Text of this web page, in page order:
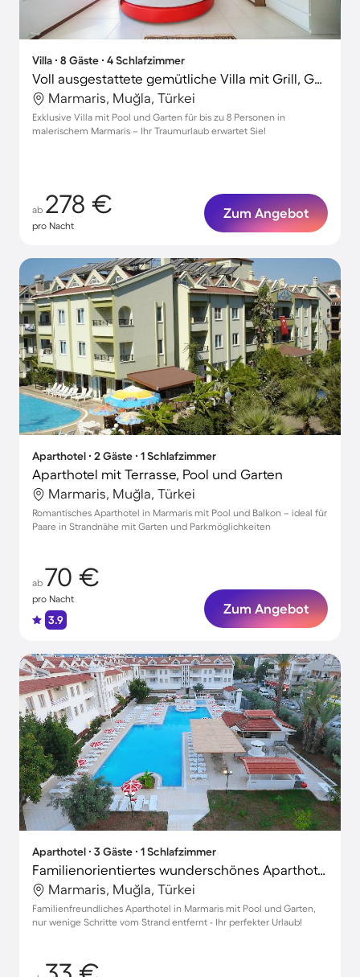
Villa ∙ 8 Gäste ∙ 4 Schlafzimmer
Voll ausgestattete gemütliche Villa mit Grill, Garten und privatem Pool
Marmaris, Muğla, Türkei
Exklusive Villa mit Pool und Garten für bis zu 8 Personen in
malerischem Marmaris – Ihr Traumurlaub erwartet Sie!
ab 278 €
pro Nacht
Zum Angebot
Aparthotel ∙ 2 Gäste ∙ 1 Schlafzimmer
Aparthotel mit Terrasse, Pool und Garten
Marmaris, Muğla, Türkei
Romantisches Aparthotel in Marmaris mit Pool und Balkon – ideal für
Paare in Strandnähe mit Garten und Parkmöglichkeiten
ab 70 €
pro Nacht
3.9
Zum Angebot
Aparthotel ∙ 3 Gäste ∙ 1 Schlafzimmer
Familienorientiertes wunderschönes Aparthotel mit Terrasse, Pool und Garten | Stadtblick | Neben dem Strand
Marmaris, Muğla, Türkei
Familienfreundliches Aparthotel in Marmaris mit Pool und Garten,
nur wenige Schritte vom Strand entfernt - Ihr perfekter Urlaub!